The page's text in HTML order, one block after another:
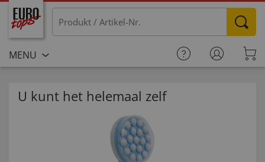
MENU
U kunt het helemaal zelf